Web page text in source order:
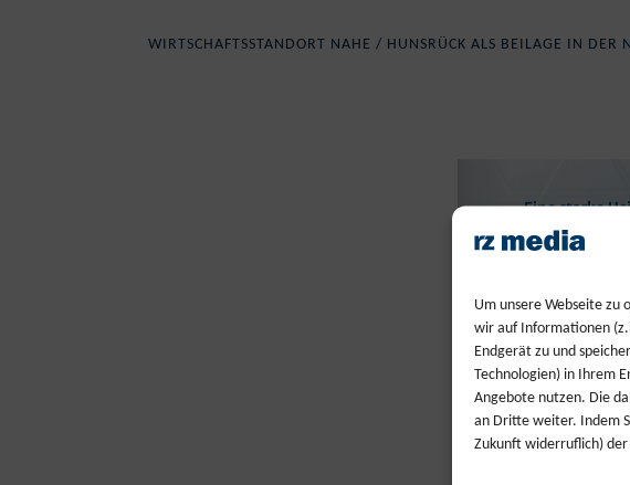
Um unsere Webseite
wir auf Informationen
Endgerät zu und
Technologien) in Ihrem
Angebote nutzen. Die
an Dritte weiter. Indem
Zukunft widerruflich)
WIRTSCHAFTSSTANDORT NAHE / HUNSRÜCK ALS BEILAGE IN